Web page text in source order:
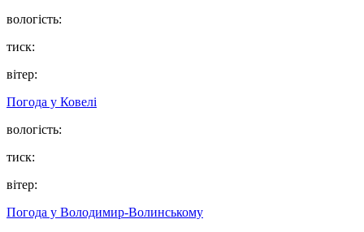
вологість:
тиск:
вітер:
Погода у Ковелі
вологість:
тиск:
вітер:
Погода у Володимир-Волинському